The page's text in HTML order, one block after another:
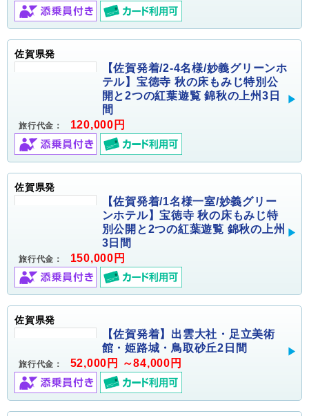
佐賀県発
【佐賀発着/2-4名様/妙義グリーンホ
テル】宝徳寺 秋の床もみじ特別公
開と2つの紅葉遊覧 錦秋の上州3日
間
旅行代金： 120,000円
佐賀県発
【佐賀発着/1名様一室/妙義グリー
ンホテル】宝徳寺 秋の床もみじ特
別公開と2つの紅葉遊覧 錦秋の上州
3日間
旅行代金： 150,000円
佐賀県発
【佐賀発着】出雲大社・足立美術
館・姫路城・鳥取砂丘2日間
旅行代金： 52,000円 ～84,000円